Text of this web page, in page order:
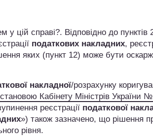
цій справі?. Відповідно до пунктів
податкових накладних,
яких (пункт 12) може бути
накладної/розрахунку
Кабінету Міністрів України
реєстрації податкової
») також зазначено, що рішення
рівня.